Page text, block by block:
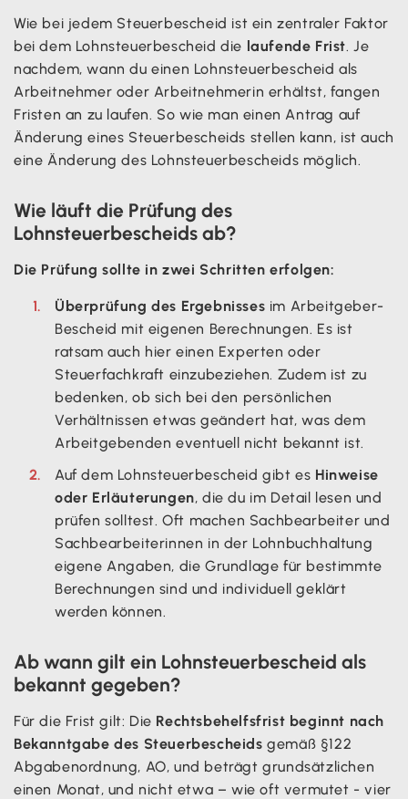
Wie bei jedem Steuerbescheid ist ein zentraler Faktor
bei dem Lohnsteuerbescheid die laufende Frist. Je
nachdem, wann du einen Lohnsteuerbescheid als
Arbeitnehmer oder Arbeitnehmerin erhältst, fangen
Fristen an zu laufen. So wie man einen Antrag auf
Änderung eines Steuerbescheids stellen kann, ist auch
eine Änderung des Lohnsteuerbescheids möglich.
Wie läuft die Prüfung des
Lohnsteuerbescheids ab?
Die Prüfung sollte in zwei Schritten erfolgen:
Überprüfung des Ergebnisses im Arbeitgeber-
Bescheid mit eigenen Berechnungen. Es ist
ratsam auch hier einen Experten oder
Steuerfachkraft einzubeziehen. Zudem ist zu
bedenken, ob sich bei den persönlichen
Verhältnissen etwas geändert hat, was dem
Arbeitgebenden eventuell nicht bekannt ist.
Auf dem Lohnsteuerbescheid gibt es Hinweise
oder Erläuterungen, die du im Detail lesen und
prüfen solltest. Oft machen Sachbearbeiter und
Sachbearbeiterinnen in der Lohnbuchhaltung
eigene Angaben, die Grundlage für bestimmte
Berechnungen sind und individuell geklärt
werden können.
Ab wann gilt ein Lohnsteuerbescheid als
bekannt gegeben?
Für die Frist gilt: Die Rechtsbehelfsfrist beginnt nach
Bekanntgabe des Steuerbescheids gemäß §122
Abgabenordnung, AO, und beträgt grundsätzlichen
einen Monat, und nicht etwa – wie oft vermutet - vier